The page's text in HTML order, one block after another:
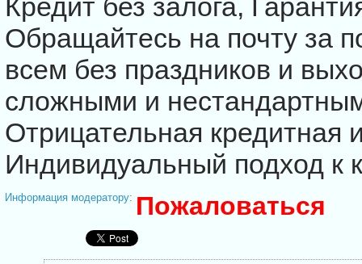
Кредит без залога,
Обращайтесь на почту за
всем без праздников и
сложными и
Отрицательная кредитная
Индивидуальный подход к
Информация модератору: Пожаловаться